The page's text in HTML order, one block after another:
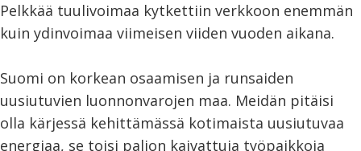
Pelkkää tuulivoimaa kytkettiin verkkoon enemmän
kuin ydinvoimaa viimeisen viiden vuoden aikana.
Suomi on korkean osaamisen ja runsaiden
uusiutuvien luonnonvarojen maa. Meidän pitäisi
olla kärjessä kehittämässä kotimaista uusiutuvaa
energiaa, se toisi paljon kaivattuja työpaikkoja